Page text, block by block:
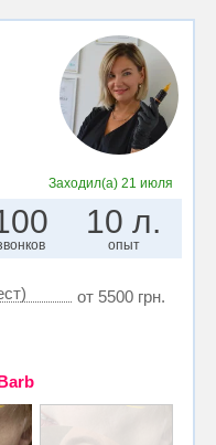
Заходил(а)21 июля
10 л.
опыт
от 5500 грн.